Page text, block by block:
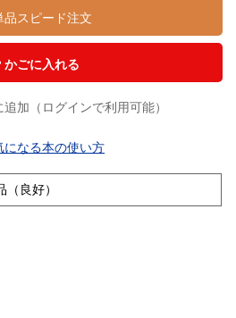
品スピード注文
かごに入れる
加（ログインで利用可能）
になる本の使い方
（良好）